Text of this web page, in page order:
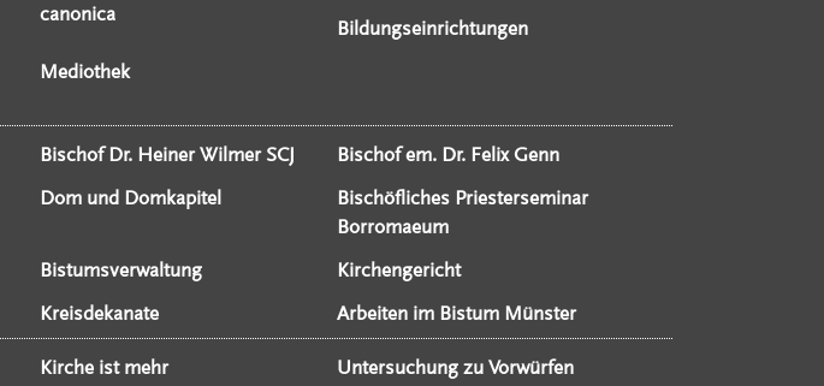
canonica
Bildungseinrichtungen
Mediothek
Bischof Dr. Heiner Wilmer SCJ
Bischof em. Dr. Felix Genn
Dom und Domkapitel
Bischöfliches Priesterseminar
Borromaeum
Bistumsverwaltung
Kirchengericht
Kreisdekanate Arbeiten im Bistum Münster
Kirche ist mehr
Untersuchung zu Vorwürfen